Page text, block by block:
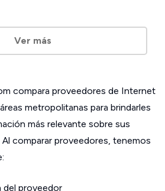
Ver más
compara proveedores de Internet
metropolitanas para brindarles
más relevante sobre sus
comparar proveedores, tenemos
del proveedor